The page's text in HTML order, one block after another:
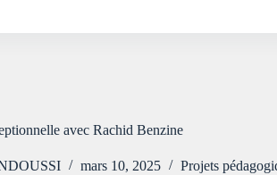
avec Rachid Benzine
mars 10, 2025 Projets